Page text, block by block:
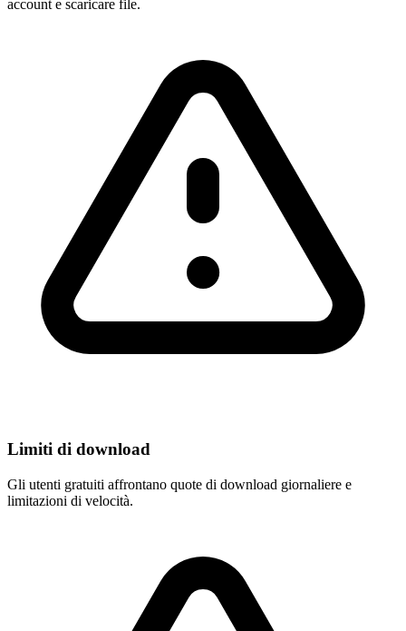
account e scaricare file.
Limiti di download
Gli utenti gratuiti affrontano quote di download giornaliere e
limitazioni di velocità.